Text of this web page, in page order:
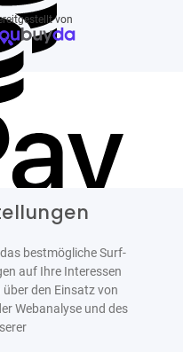
von
bestmögliche Surf-
auf Ihre Interessen
den Einsatz von
Webanalyse und des